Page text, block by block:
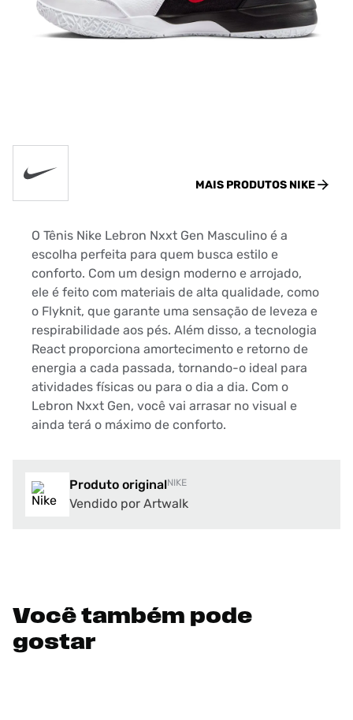
MAIS PRODUTOS NIKE
O Tênis Nike Lebron Nxxt Gen Masculino é a
escolha perfeita para quem busca estilo e
conforto. Com um design moderno e arrojado,
ele é feito com materiais de alta qualidade, como
o Flyknit, que garante uma sensação de leveza e
respirabilidade aos pés. Além disso, a tecnologia
React proporciona amortecimento e retorno de
energia a cada passada, tornando-o ideal para
atividades físicas ou para o dia a dia. Com o
Lebron Nxxt Gen, você vai arrasar no visual e
ainda terá o máximo de conforto.
Produto originalNIKE
Vendido por Artwalk
Você também pode
gostar